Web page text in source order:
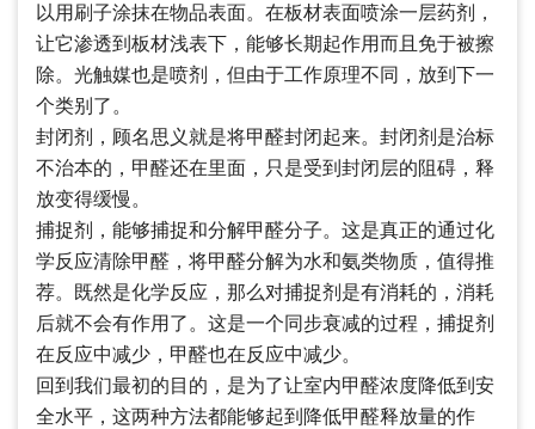
以用刷子涂抹在物品表面。在板材表面喷涂一层药剂，
让它渗透到板材浅表下，能够长期起作用而且免于被擦
除。光触媒也是喷剂，但由于工作原理不同，放到下一
个类别了。
封闭剂，顾名思义就是将甲醛封闭起来。封闭剂是治标
不治本的，甲醛还在里面，只是受到封闭层的阻碍，释
放变得缓慢。
捕捉剂，能够捕捉和分解甲醛分子。这是真正的通过化
学反应清除甲醛，将甲醛分解为水和氨类物质，值得推
荐。既然是化学反应，那么对捕捉剂是有消耗的，消耗
后就不会有作用了。这是一个同步衰减的过程，捕捉剂
在反应中减少，甲醛也在反应中减少。
回到我们最初的目的，是为了让室内甲醛浓度降低到安
全水平，这两种方法都能够起到降低甲醛释放量的作